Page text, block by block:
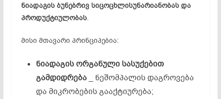
ნიადაგის ბუნებრივ სიცოცხლისუნარიანობას და
პროდუქტიულობას.
მისი მთავარი პრინციპებია:
ნიადაგისორგანული სასუქებით
გამდიდრება_ ნეშომპალის დაგროვება
და მიკრობების გააქტიურება;